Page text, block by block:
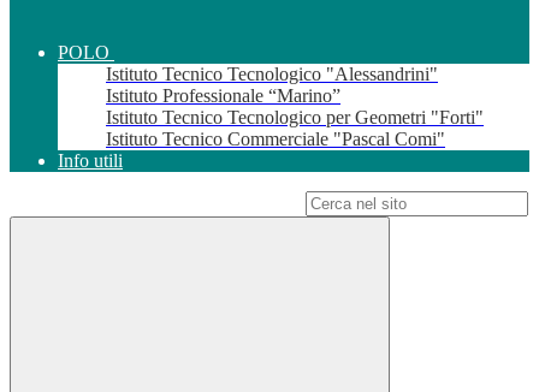
POLO
Istituto Tecnico Tecnologico "Alessandrini"
Istituto Professionale “Marino”
Istituto Tecnico Tecnologico per Geometri "Forti"
Istituto Tecnico Commerciale "Pascal Comi"
Info utili